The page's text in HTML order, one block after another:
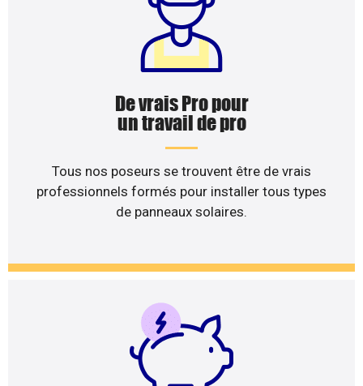
De vrais Pro pour
un travail de pro
Tous nos poseurs se trouvent être de vrais
professionnels formés pour installer tous types
de panneaux solaires.